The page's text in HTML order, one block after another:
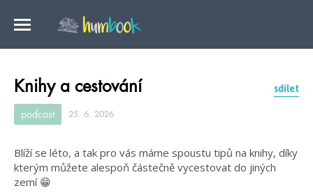
Knihy a cestování sdílet
podcast 25. 6. 2026
Blíží se léto, a tak pro vás máme spoustu tipů na knihy, díky
kterým můžete alespoň částečně vycestovat do jiných
zemí 😁